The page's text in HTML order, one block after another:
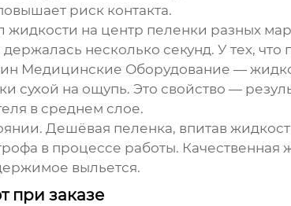
риск контакта.
на центр пеленки разных
несколько секунд. У тех, что
Медицинские Оборудование —
сухой на ощупь. Это свойство —
в среднем слое.
Дешёвая пеленка, впитав
в процессе работы. Качественная
выльется.
при заказе